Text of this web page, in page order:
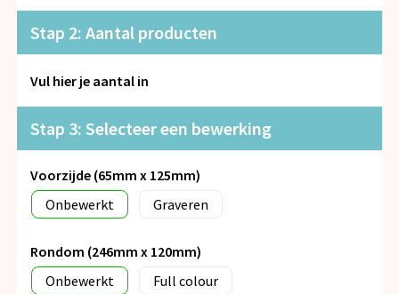
Anti-stress
Stap 2: Aantal producten
Vul hier je aantal in
Stap 3: Selecteer een bewerking
Voorzijde (65mm x 125mm)
Onbewerkt
Graveren
Rondom (246mm x 120mm)
Onbewerkt
Full colour